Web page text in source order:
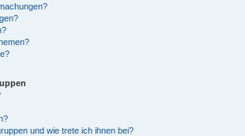
und wie trete ich ihnen bei?